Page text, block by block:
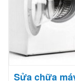
Sửa chữa